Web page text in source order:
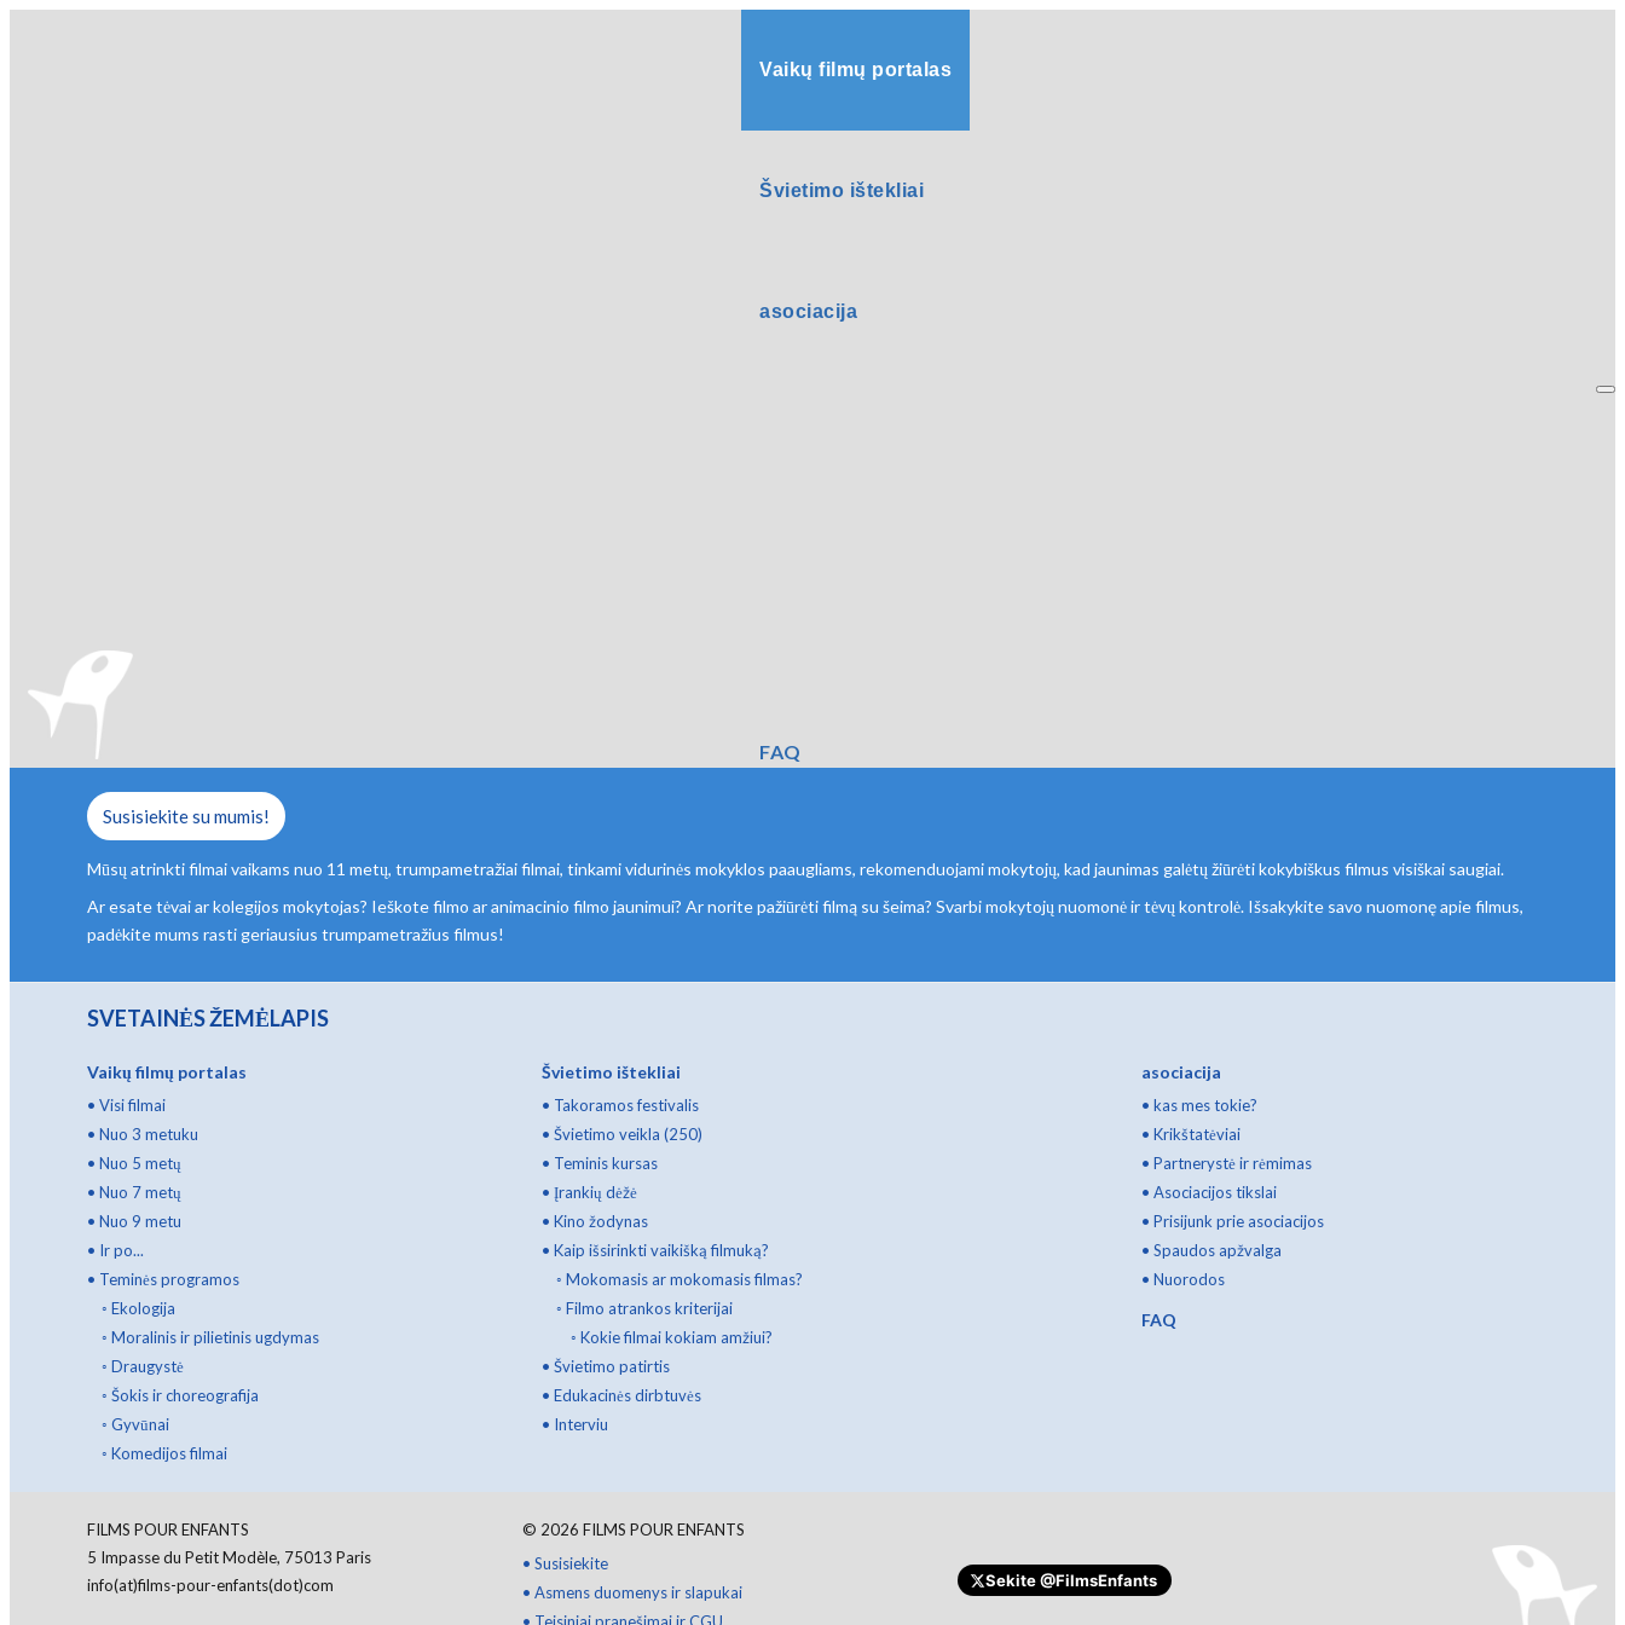
Vaikų filmų portalas
Švietimo ištekliai
asociacija
FAQ
Susisiekite su mumis!
Mūsų atrinkti filmai vaikams nuo 11 metų, trumpametražiai filmai, tinkami vidurinės mokyklos paaugliams, rekomenduojami mokytojų, kad jaunimas galėtų žiūrėti kokybiškus filmus visiškai saugiai.
Ar esate tėvai ar kolegijos mokytojas? Ieškote filmo ar animacinio filmo jaunimui? Ar norite pažiūrėti filmą su šeima? Svarbi mokytojų nuomonė ir tėvų kontrolė. Išsakykite savo nuomonę apie filmus,
padėkite mums rasti geriausius trumpametražius filmus!
SVETAINĖS ŽEMĖLAPIS
Vaikų filmų portalas
• Visi filmai
• Nuo 3 metuku
• Nuo 5 metų
• Nuo 7 metų
• Nuo 9 metu
• Ir po...
• Teminės programos
◦ Ekologija
◦ Moralinis ir pilietinis ugdymas
◦ Draugystė
◦ Šokis ir choreografija
◦ Gyvūnai
◦ Komedijos filmai
Švietimo ištekliai
• Takoramos festivalis
• Švietimo veikla (250)
• Teminis kursas
• Įrankių dėžė
• Kino žodynas
• Kaip išsirinkti vaikišką filmuką?
◦ Mokomasis ar mokomasis filmas?
◦ Filmo atrankos kriterijai
◦ Kokie filmai kokiam amžiui?
• Švietimo patirtis
• Edukacinės dirbtuvės
• Interviu
asociacija
• kas mes tokie?
• Krikštatėviai
• Partnerystė ir rėmimas
• Asociacijos tikslai
• Prisijunk prie asociacijos
• Spaudos apžvalga
• Nuorodos
FAQ
FILMS POUR ENFANTS
5 Impasse du Petit Modèle, 75013 Paris
info(at)films-pour-enfants(dot)com
© 2026 FILMS POUR ENFANTS
• Susisiekite
• Asmens duomenys ir slapukai
Sekite@FilmsEnfants